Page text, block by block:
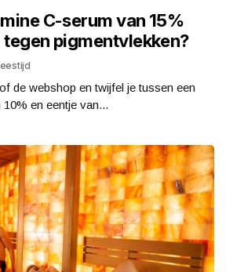
C-serum van 15%
tegen pigmentvlekken?
de webshop en twijfel je tussen een
en eentje van...